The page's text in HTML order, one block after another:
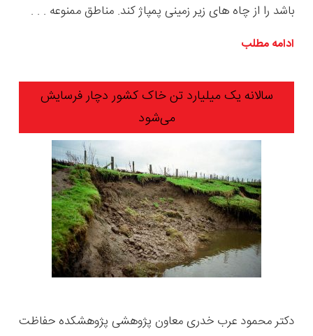
باشد را از چاه های زیر زمینی پمپاژ کند. مناطق ممنوعه . . .
ادامه مطلب
سالانه یک میلیارد تن خاک کشور دچار فرسایش
می‌شود
دکتر محمود عرب خدری معاون پژوهشی پژوهشکده حفاظت